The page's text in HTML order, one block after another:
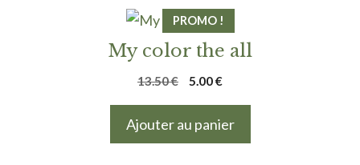
PROMO !
My color the all
13.50€
Le
initial
5.00€Le
Ajouter au panier